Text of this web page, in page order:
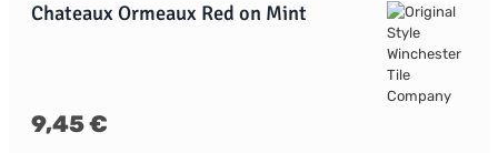
Chateaux Ormeaux Red on Mint
Regulärer Preis:
9,45 €